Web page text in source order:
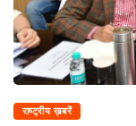
राष्ट्रीय ख़बरें